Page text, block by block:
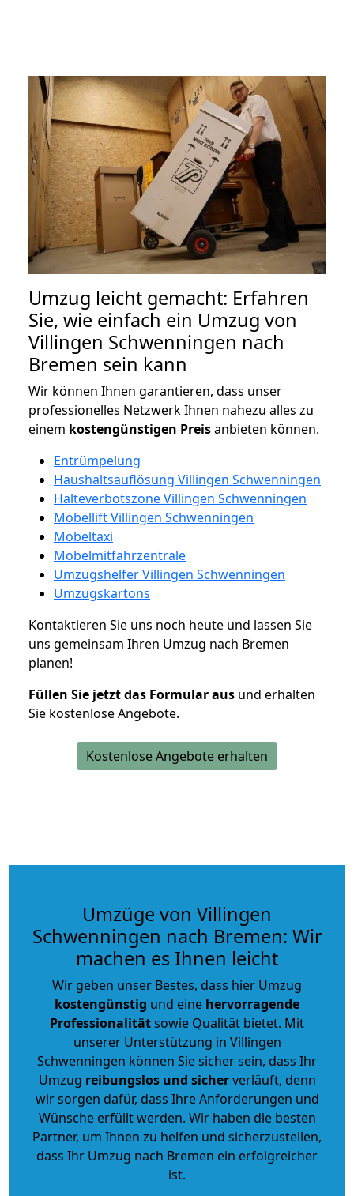
Umzug leicht gemacht: Erfahren
Sie, wie einfach ein Umzug von
Villingen Schwenningen nach
Bremen sein kann
Wir können Ihnen garantieren, dass unser
professionelles Netzwerk Ihnen nahezu alles zu
einem kostengünstigen Preisanbieten können.
Entrümpelung
Haushaltsauflösung Villingen Schwenningen
Halteverbotszone Villingen Schwenningen
Möbellift Villingen Schwenningen
Möbeltaxi
Möbelmitfahrzentrale
Umzugshelfer Villingen Schwenningen
Umzugskartons
Kontaktieren Sie uns noch heute und lassen Sie
uns gemeinsam Ihren Umzug nach Bremen
planen!
Füllen Sie jetzt das Formular aus und erhalten
Sie kostenlose Angebote.
Kostenlose Angebote erhalten
Umzüge von Villingen
Schwenningen nach Bremen: Wir
machen es Ihnen leicht
Wir geben unser Bestes, dass hier Umzug
kostengünstig und eine hervorragende
Professionalitätsowie Qualität bietet. Mit
unserer Unterstützung in Villingen
Schwenningen können Sie sicher sein, dass Ihr
Umzug reibungslos und sicherverläuft, denn
wir sorgen dafür, dass Ihre Anforderungen und
Wünsche erfüllt werden. Wir haben die besten
Partner, um Ihnen zu helfen und sicherzustellen,
dass Ihr Umzug nach Bremen ein erfolgreicher
ist.